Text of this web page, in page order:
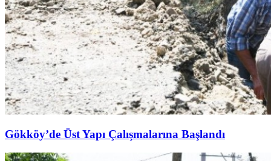
Gökköy’de Üst Yapı Çalışmalarına Başlandı